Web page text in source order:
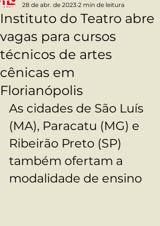
Instituto do Teatro abre
vagas para cursos
técnicos de artes
cênicas em
Florianópolis
28 de abr. de 2023 2 min de leitura
As cidades de São Luís
(MA), Paracatu (MG) e
Ribeirão Preto (SP)
também ofertam a
modalidade de ensino